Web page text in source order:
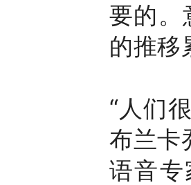
要的。
的推移
“人们
布兰卡
语音专